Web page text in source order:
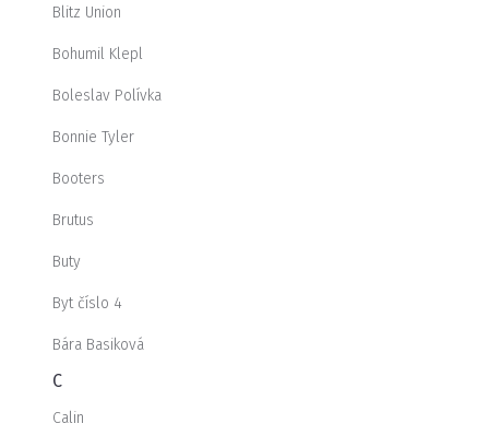
Blitz Union
Bohumil Klepl
Boleslav Polívka
Bonnie Tyler
Booters
Brutus
Buty
Byt číslo 4
Bára Basiková
C
Calin